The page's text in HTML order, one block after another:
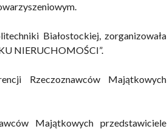
Białostockiej, zorganizowała
NIERUCHOMOŚCI”.
Rzeczoznawców Majątkowych
Majątkowych przedstawiciele